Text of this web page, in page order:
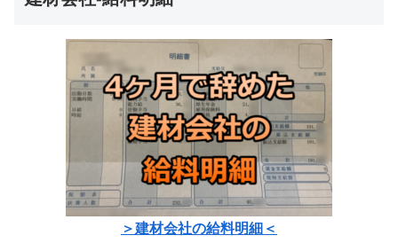
＞建材会社の給料明細＜